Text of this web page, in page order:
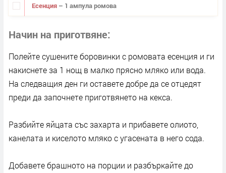
Есенция – 1 ампула ромова
Начин на приготвяне
Полейте сушените боровинки с ромовата есенция и ги
накиснете за 1 нощ в малко прясно мляко или вода.
На следващия ден ги оставете добре да се отцедят
преди да започнете приготвянето на кекса.
Разбийте яйцата със захарта и прибавете олиото,
канелата и киселото мляко с угасената в него сода.
Добавете брашното на порции и разбъркайте до